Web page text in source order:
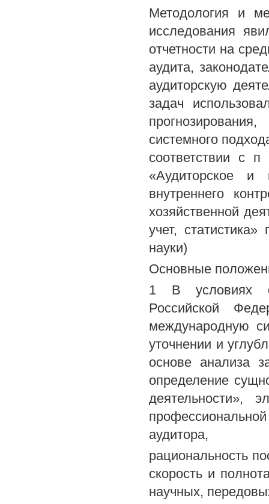
Методология и
исследования
отчетности на
аудита,
аудиторскую
задач
системного
соответствии с
«Аудиторское и
внутреннего
хозяйственной
учет,
науки)
Основные
1 В условиях
Российской
международную
уточнении и
основе анализа
определение
деятельности»,
аудитора,
рациональность
скорость и
научных,